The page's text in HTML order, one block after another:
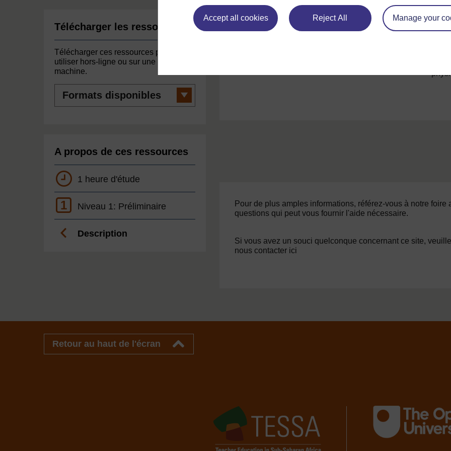
Accept all cookies Reject All Manage your
Télécharger les ressources
Télécharger ces ressources pour les
utiliser hors-ligne ou sur une autre
machine.
disponibles
A propos de ces ressources
1 heure d'étude
1 Niveau 1: Préliminaire
Description
Pour de plus amples informations, référez-vous à notre foire
questions qui peut vous fournir l'aide nécessaire.
Si vous avez un souci quelconque concernant ce site,
nous contacter ici
Retour au haut de l'écran